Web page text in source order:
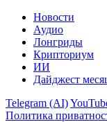
Новости
Аудио
Лонгриды
Крипториум
ИИ
Дайджест
Telegram (AI)
Политика